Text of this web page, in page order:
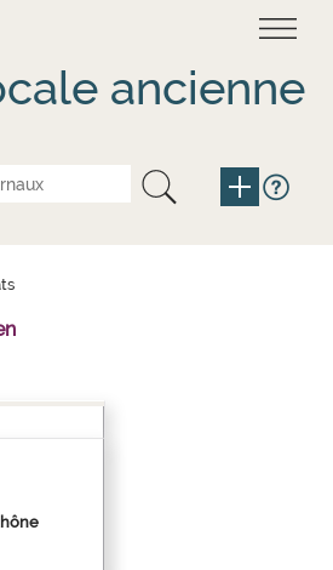
ancienne